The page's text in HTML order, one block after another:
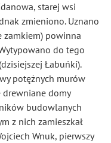
starej wsi
zmieniono. Uznano
zamkiem) powinna
do tego
Łabuńki).
potężnych murów
drewniane domy
budowlanych
z nich zamieszkał
Wnuk, pierwszy